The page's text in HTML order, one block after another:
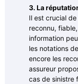
3. La
Il est crucial de
reconnu,
information
les notations
encore les
assureur
cas de sinistre